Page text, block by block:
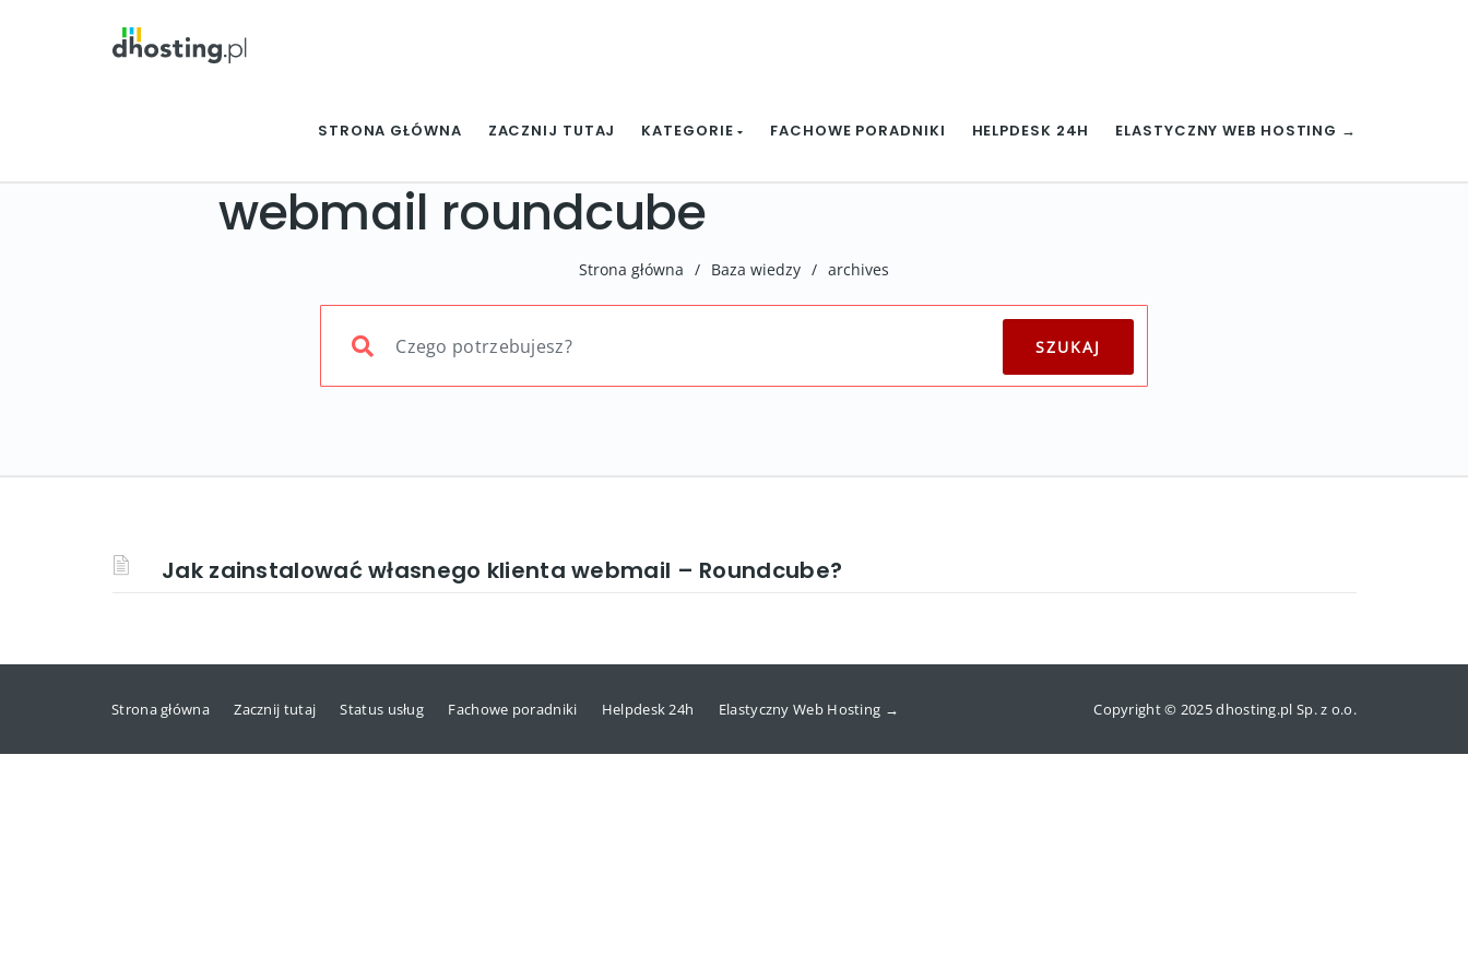
STRONA GŁÓWNA ZACZNIJ TUTAJ KATEGORIE FACHOWE PORADNIKI HELPDESK 24H ELASTYCZNY WEB HOSTING →
webmail roundcube
Strona główna / Baza wiedzy / archives
Jak zainstalować własnego klienta webmail – Roundcube?
Strona główna Zacznij tutaj Status usług Fachowe poradniki Helpdesk 24h Elastyczny Web Hosting → Copyright © 2025 dhosting.pl Sp. z o.o.